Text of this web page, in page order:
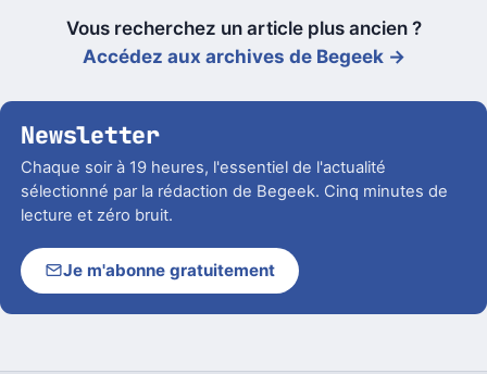
Vous recherchez un article plus ancien ?
Accédez aux archives de Begeek →
Newsletter
Chaque soir à 19 heures, l'essentiel de l'actualité
sélectionné par la rédaction de Begeek. Cinq minutes de
lecture et zéro bruit.
Je m'abonne gratuitement